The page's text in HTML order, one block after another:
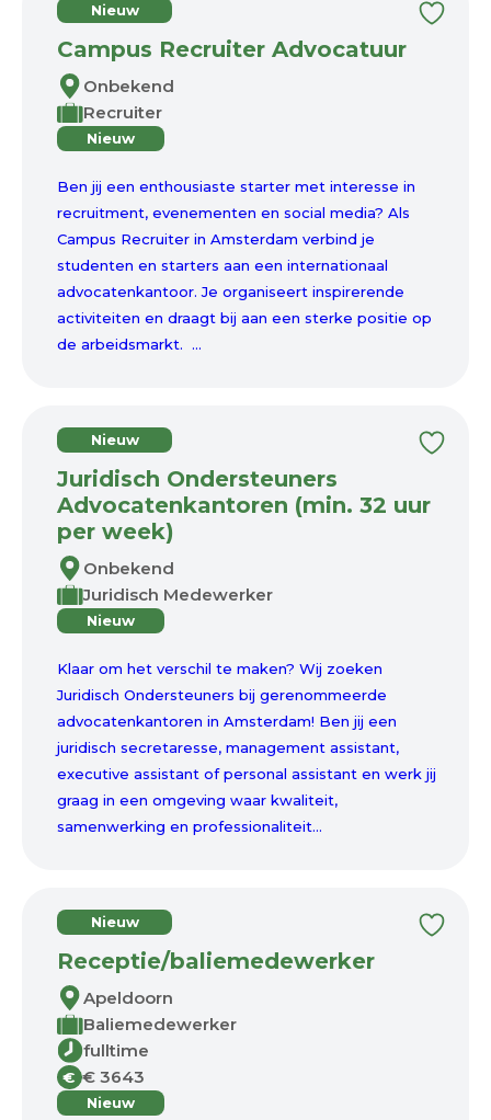
Nieuw
Campus Recruiter Advocatuur
Onbekend
Recruiter
Nieuw
Ben jij een enthousiaste starter met interesse in
recruitment, evenementen en social media? Als
Campus Recruiter in Amsterdam verbind je
studenten en starters aan een internationaal
advocatenkantoor. Je organiseert inspirerende
activiteiten en draagt bij aan een sterke positie op
de arbeidsmarkt. ...
Nieuw
Juridisch Ondersteuners
Advocatenkantoren (min. 32 uur
per week)
Onbekend
Juridisch Medewerker
Nieuw
Klaar om het verschil te maken? Wij zoeken
Juridisch Ondersteuners bij gerenommeerde
advocatenkantoren in Amsterdam! Ben jij een
juridisch secretaresse, management assistant,
executive assistant of personal assistant en werk jij
graag in een omgeving waar kwaliteit,
samenwerking en professionaliteit...
Nieuw
Receptie/baliemedewerker
Apeldoorn
Baliemedewerker
fulltime
€ € 3643
Nieuw